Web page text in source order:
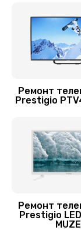
Ремонт
Prestigio
Ремонт
Prestigio
MUZE